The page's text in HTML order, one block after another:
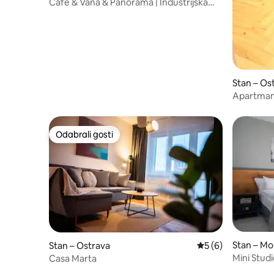
Stan –
Odabrali gosti
Odabrali gosti
Stan – Ostrava Prosječna
5 (6)
Casa Marta
Stan –
voz
Mini